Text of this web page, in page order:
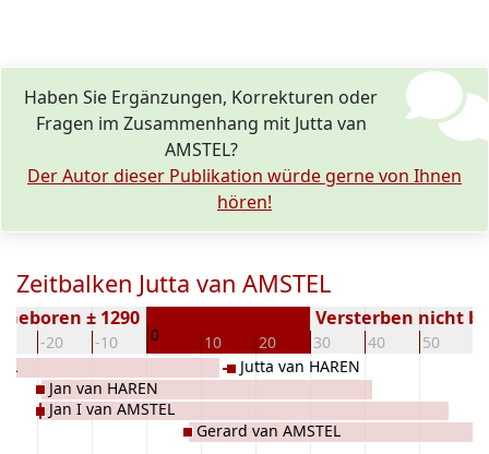
Haben Sie Ergänzungen, Korrekturen oder
Fragen im Zusammenhang mit Jutta van
AMSTEL?
Der Autor dieser Publikation würde gerne von Ihnen
hören!
Zeitbalken Jutta van AMSTEL
-20 -10 0 10 20 30 40 50
Geboren ± 1290 Versterben nicht
Jan van HAREN
Jan I van AMSTEL
Gerard van AMSTEL
Jutta van HAREN